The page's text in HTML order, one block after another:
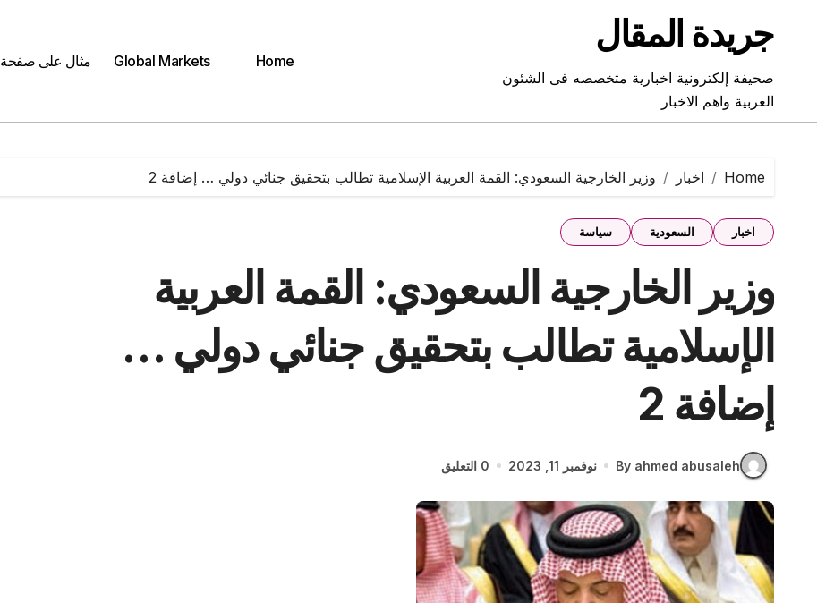
contentجريدة المقال
صحيفة إلكترونية اخبارية متخصصه فى الشئون
العربية واهم الاخبار
Home
Global Markets مثال على صفحة
Home اخبار وزير الخارجية السعودي: القمة العربية الإسلامية تطالب بتحقيق جنائي دولي … إضافة 2
اخبار السعودية سياسة
وزير الخارجية السعودي: القمة العربية
الإسلامية تطالب بتحقيق جنائي دولي …
إضافة 2
By ahmed abusaleh نوفمبر 11, 2023 0 التعليق